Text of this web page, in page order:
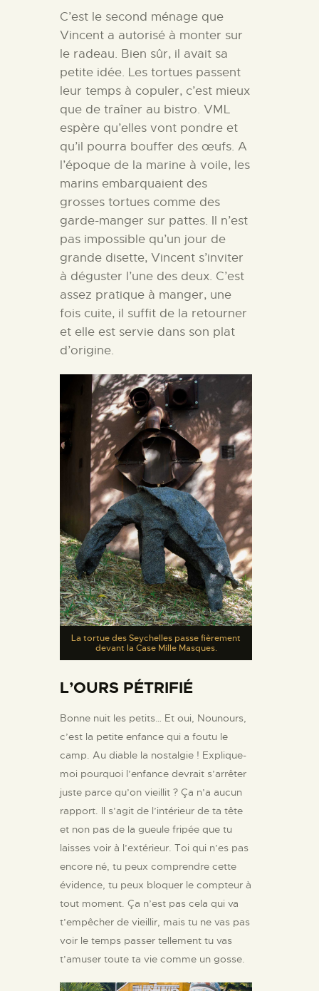
C’est le second ménage que
Vincent a autorisé à monter sur
le radeau. Bien sûr, il avait sa
petite idée. Les tortues passent
leur temps à copuler, c’est mieux
que de traîner au bistro. VML
espère qu’elles vont pondre et
qu’il pourra bouffer des œufs. A
l’époque de la marine à voile, les
marins embarquaient des
grosses tortues comme des
garde-manger sur pattes. Il n’est
pas impossible qu’un jour de
grande disette, Vincent s’inviter
à déguster l’une des deux. C’est
assez pratique à manger, une
fois cuite, il suffit de la retourner
et elle est servie dans son plat
d’origine.
La tortue des Seychelles passe fièrement
devant la Case Mille Masques.
L’OURS PÉTRIFIÉ
Bonne nuit les petits… Et oui, Nounours,
c’est la petite enfance qui a foutu le
camp. Au diable la nostalgie ! Explique-
moi pourquoi l’enfance devrait s’arrêter
juste parce qu’on vieillit ? Ça n’a aucun
rapport. Il s’agit de l’intérieur de ta tête
et non pas de la gueule fripée que tu
laisses voir à l’extérieur. Toi qui n’es pas
encore né, tu peux comprendre cette
évidence, tu peux bloquer le compteur à
tout moment. Ça n’est pas cela qui va
t’empêcher de vieillir, mais tu ne vas pas
voir le temps passer tellement tu vas
t’amuser toute ta vie comme un gosse.